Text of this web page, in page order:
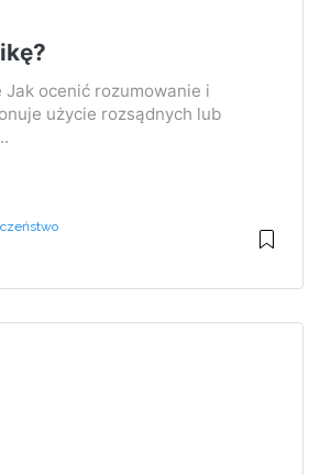
Jak ocenić rozumowanie i
użycie rozsądnych lub